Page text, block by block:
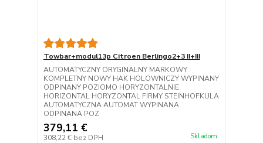
Towbar+modul13p Citroen Berlingo2+3 II+III
AUTOMATYCZNY ORYGINALNY MARKOWY
KOMPLETNY NOWY HAK HOLOWNICZY WYPINANY
ODPINANY POZIOMO HORYZONTALNIE
HORIZONTAL HORYZONTAL FIRMY STEINHOFKULA
AUTOMATYCZNA AUTOMAT WYPINANA
ODPINANA POZ
379,11 €
308,22 € bez DPH Skladom